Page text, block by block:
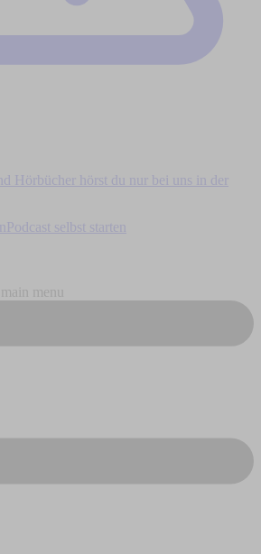
Hörbücher hörst du nur bei uns in der
Podcast selbst starten
menu